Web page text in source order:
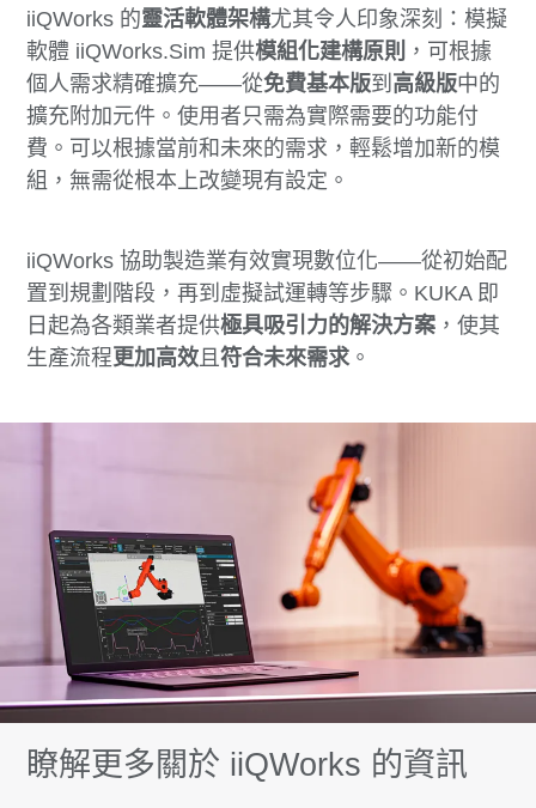
iiQWorks 的靈活軟體架構尤其令人印象深刻：模擬
軟體 iiQWorks.Sim 提供模組化建構原則 ，可根據
個人需求精確擴充——從免費基本版到 高級版中的
擴充附加元件。使用者只需為實際需要的功能付
費。可以根據當前和未來的需求，輕鬆增加新的模
組，無需從根本上改變現有設定。
iiQWorks 協助製造業有效實現數位化——從初始配
置到規劃階段，再到虛擬試運轉等步驟。KUKA 即
日起為各類業者提供極具吸引力的解決方案 ，使其
生產流程更加高效 且符合未來需求。
瞭解更多關於 iiQWorks 的資訊